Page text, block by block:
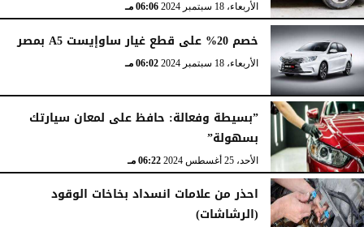
الأربعاء، 18 سبتمبر 2024 06:06 مـ
خصم 20% على قطع غيار ساوإيست A5 بمصر
الأربعاء، 18 سبتمبر 2024 06:02 مـ
”بسيطة وفعالة: حافظ على لمعان سيارتك
بسهولة”
الأحد، 25 أغسطس 2024 06:22 مـ
احذر من علامات انسداد بخاخات الوقود
(الرشاشات)